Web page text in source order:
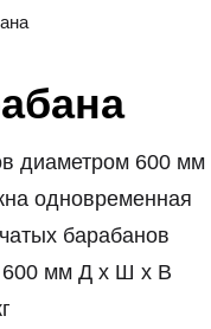
диаметром 600 мм
одновременная
барабанов
600 мм Д x Ш x В